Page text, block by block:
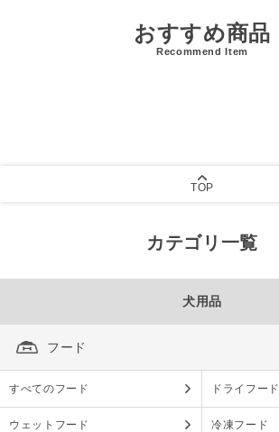
おすすめ商品
Recommend Item
TOP
カテゴリ一覧
犬用品
フード
すべてのフード ドライフード
ウェットフード 冷凍フード